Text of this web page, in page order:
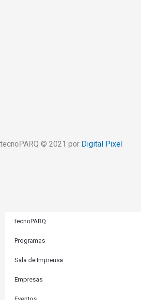
tecnoPARQ © 2021 por Digital Pixel
tecnoPARQ
Programas
Sala de Imprensa
Empresas